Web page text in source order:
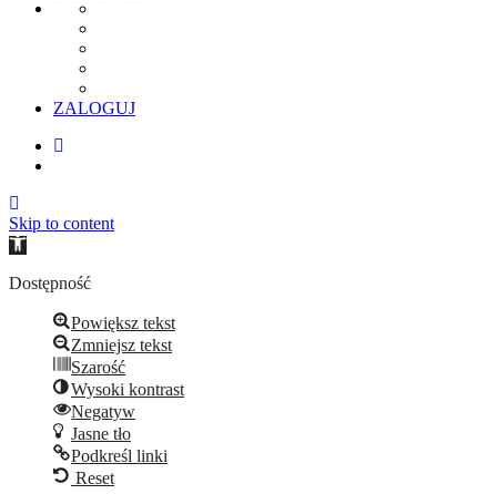
ZALOGUJ
Skip to content
Open
Dostępność
Powiększ tekst
Zmniejsz tekst
Szarość
Wysoki kontrast
Negatyw
Jasne tło
Podkreśl linki
Reset